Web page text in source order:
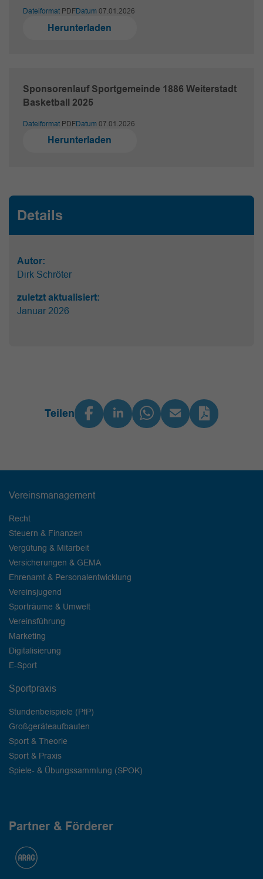
Dateiformat PDFDatum 07.01.2026
Herunterladen
Sponsorenlauf Sportgemeinde 1886 Weiterstadt
Basketball 2025
Dateiformat PDFDatum 07.01.2026
Herunterladen
Details
Autor:
Dirk Schröter
zuletzt aktualisiert:
Januar 2026
Teilen
Vereinsmanagement
Recht
Steuern & Finanzen
Vergütung & Mitarbeit
Versicherungen & GEMA
Ehrenamt & Personalentwicklung
Vereinsjugend
Sporträume & Umwelt
Vereinsführung
Marketing
Digitalisierung
E-Sport
Sportpraxis
Stundenbeispiele (PfP)
Großgeräteaufbauten
Sport & Theorie
Sport & Praxis
Spiele- & Übungssammlung (SPOK)
Partner & Förderer